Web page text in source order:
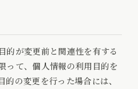
的が変更前と関連性を有する
って、個人情報の利用目的を
の変更を行った場合には、